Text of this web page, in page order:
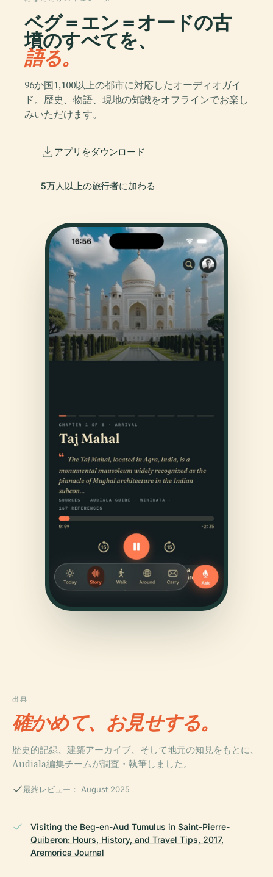
ベグ＝エン＝オードの古
墳のすべてを、
語る。
96か国1,100以上の都市に対応したオーディオガイ
ド。歴史、物語、現地の知識をオフラインでお楽し
みいただけます。
アプリをダウンロード
5万人以上の旅行者に加わる
出典
確かめて、お見せする。
歴史的記録、建築アーカイブ、そして地元の知見をもとに、
Audiala編集チームが調査・執筆しました。
最終レビュー： August 2025
Visiting the Beg-en-Aud Tumulus in Saint-Pierre-
Quiberon: Hours, History, and Travel Tips, 2017,
Aremorica Journal